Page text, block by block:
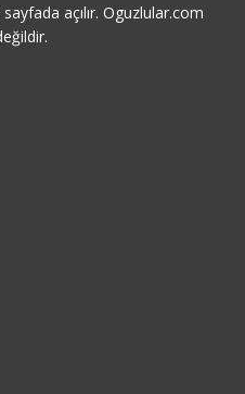
açılır. Oguzlular.com